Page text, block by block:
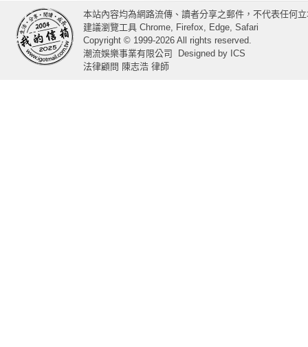
本站內容均為網路流傳、讀者分享之郵件，不代表任何
建議瀏覽工具 Chrome, Firefox, Edge, Safari
Copyright © 1999-2026 All rights reserved.
潮流娛樂事業有限公司
Designed by ICS
法律顧問 陳志浩 律師